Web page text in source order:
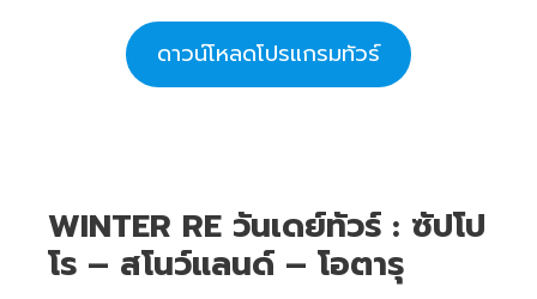
ดาวน์โหลดโปรแกรมทัวร์
WINTER RE วันเดย์ทัวร์ : ซัปโป
โร – สโนว์แลนด์ – โอตารุ